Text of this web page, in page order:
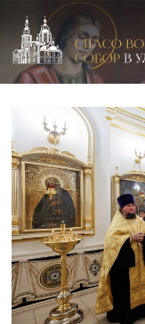
Спасо-